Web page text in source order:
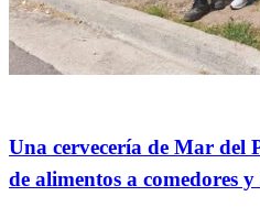
Una cervecería de Mar del
de alimentos a comedores y